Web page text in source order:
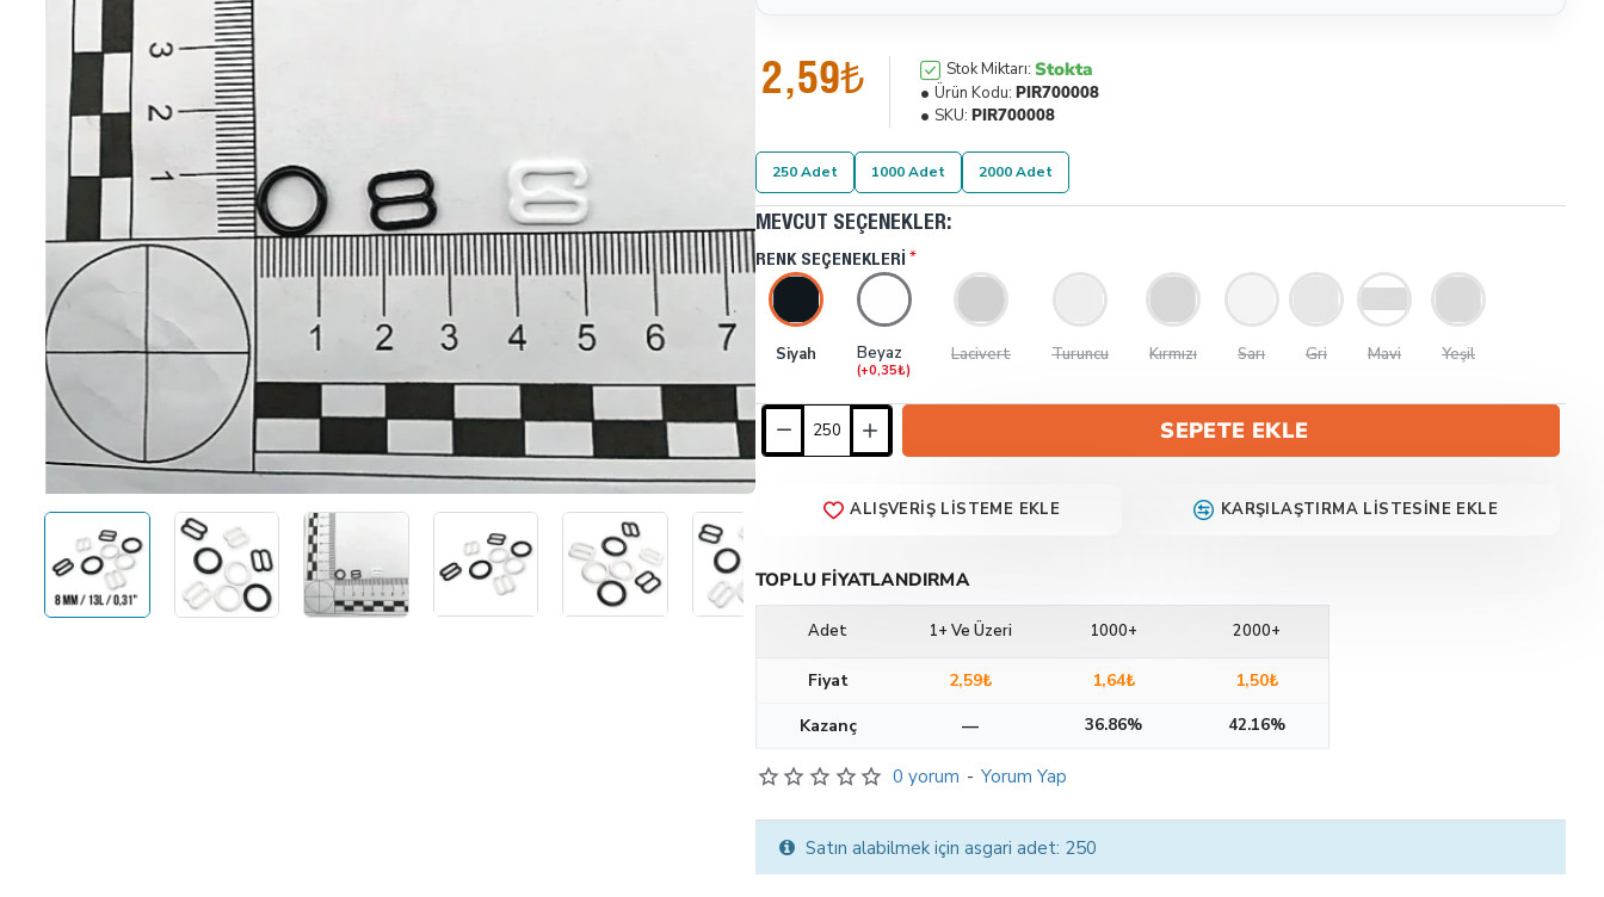
0 yorum - Yorum Yap
2,59₺ Stok Miktarı: Stokta
Ürün Kodu: PIR700008
SKU: PIR700008
250 Adet 1000 Adet 2000 Adet
MEVCUT SEÇENEKLER:
RENK SEÇENEKLERI
Siyah Beyaz
(+0,35₺)
Lacivert Turuncu Kırmızı Sarı Gri Mavi Yeşil
SEPETE EKLE
ALIŞVERIŞ LISTEME EKLE KARŞILAŞTIRMA LISTESINE EKLE
Satın alabilmek için asgari adet: 250
TOPLU FIYATLANDIRMA
Adet 1+ Ve Üzeri 1000+ 2000+
Fiyat 2,59₺ 1,64₺
1,50₺
Kazanç
— 36.86% 42.16%